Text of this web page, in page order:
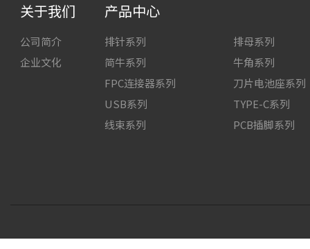
关于我们
公司简介
企业文化
产品中心
排针系列
排母系列
简牛系列
牛角系列
FPC连接器系列
刀片电池座系列
USB系列
TYPE-C系列
线束系列
PCB插脚系列